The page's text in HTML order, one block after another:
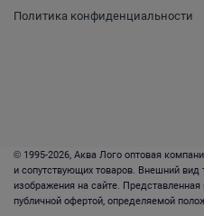
Политика конфиденциальности
© 1995-2026, Аква Лого оптовая
и сопутствующих товаров. Внешний вид
изображения на сайте.
публичной офертой, определяемой